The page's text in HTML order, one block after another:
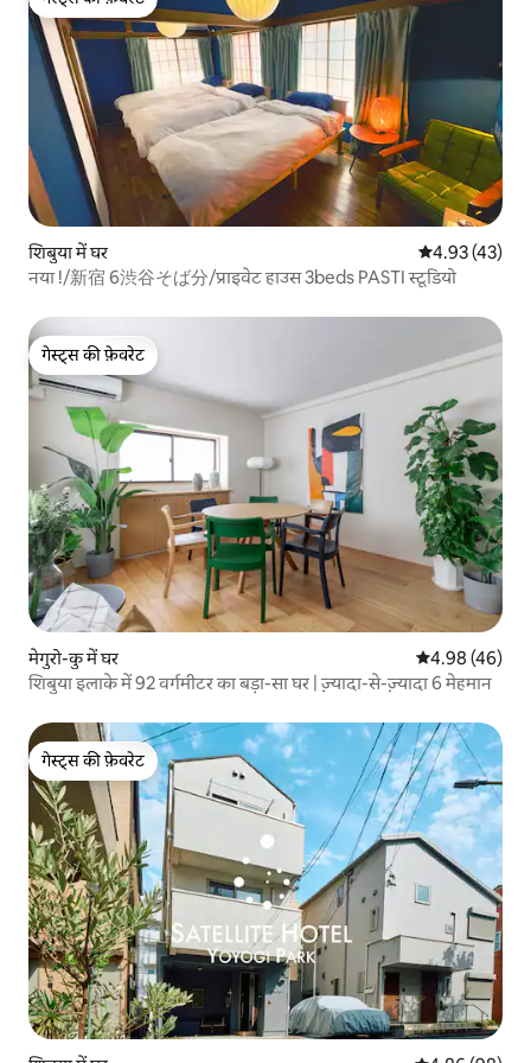
गेस्ट्स की फ़ेवरेट
शिबुया में घर औसत रेटिंग 5 में
4.93 (43)
नया !/新宿 6渋谷そば分/प्राइवेट हाउस 3beds PASTI स्टूडियो
गेस्ट्स की फ़ेवरेट
गेस्ट्स की फ़ेवरेट
मेगुरो-कु में घर औसत रेटिंग 5 में
4.98 (46)
शिबुया इलाके में 92 वर्गमीटर का बड़ा-सा घर | ज़्यादा-से-ज़्यादा 6 मेहमान
गेस्ट्स की फ़ेवरेट
गेस्ट्स की फ़ेवरेट